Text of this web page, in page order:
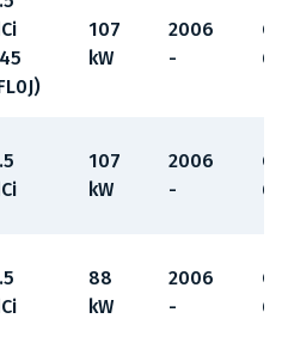
107
kW
2006
-
107
kW
2006
-
88
kW
2006
-